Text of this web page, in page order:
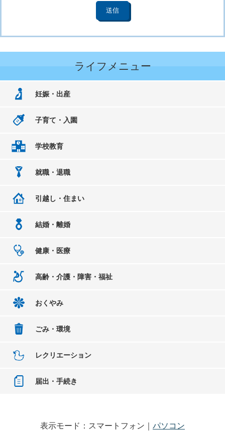
ライフメニュー
妊娠・出産
子育て・入園
学校教育
就職・退職
引越し・住まい
結婚・離婚
健康・医療
高齢・介護・障害・福祉
おくやみ
ごみ・環境
レクリエーション
届出・手続き
表示モード：スマートフォン｜ パソコン